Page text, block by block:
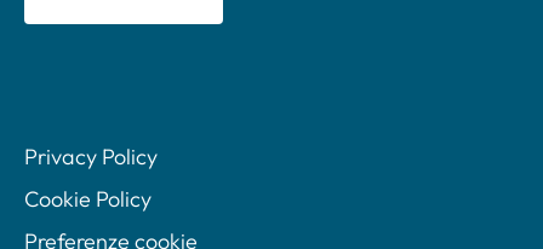
Privacy Policy
Cookie Policy
Preferenze cookie